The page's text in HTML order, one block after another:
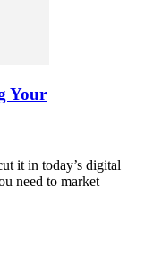
Your
it in today’s digital
need to market